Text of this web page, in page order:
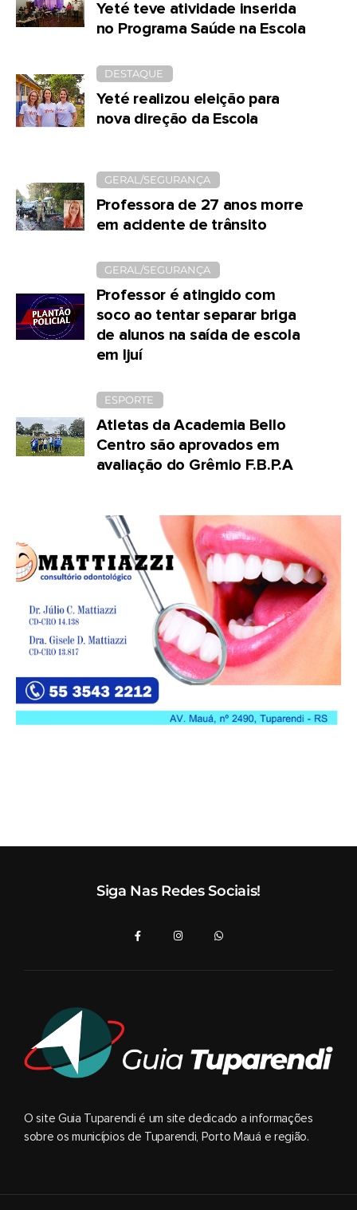
Yeté teve atividade inserida
no Programa Saúde na Escola
DESTAQUE
Yeté realizou eleição para
nova direção da Escola
GERAL/SEGURANÇA
Professora de 27 anos morre
em acidente de trânsito
GERAL/SEGURANÇA
Professor é atingido com
soco ao tentar separar briga
de alunos na saída de escola
em Ijuí
ESPORTE
Atletas da Academia Bello
Centro são aprovados em
avaliação do Grêmio F.B.P.A
Siga Nas Redes Sociais!
O site Guia Tuparendi é um site dedicado a informações
sobre os municípios de Tuparendi, Porto Mauá e região.